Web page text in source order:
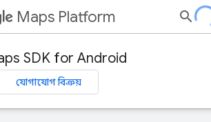
Maps Platform
SDK for Android
যোগাযোগ বিক্রয়